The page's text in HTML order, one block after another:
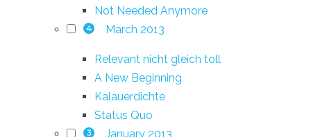
Not Needed Anymore
4 March 2013
Relevant nicht gleich toll
A New Beginning
Kalauerdichte
Status Quo
3 January 2013